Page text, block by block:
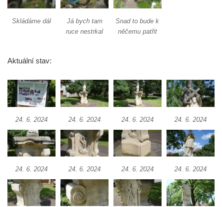
Sousoší Humanoidi na Lannově třídě v
Pomník Vojtěcha Adalberta Lanny v parku
Pomník Přemysla Otakara II. v parku Na
Socha Mateřství v parku Na Sadech v
Českých Budějovicích
Památník Otokara Mokrého v parku Na
Sadech v Českých Budějovicích
Poslední dochovaný tramvajový sloup na
Pražské třídě v Českých Budějovicích
Socha Civilizovaní na Husově třídě v
Českých Budějovicích
Socha svatého Jana Nepomuckého Na
Skládáme dál
Já bych tam
ruce nestrkal
Snad to bude k
něčemu patřit
Aktuální stav:
24. 6. 2024 24. 6. 2024 24. 6. 2024 24. 6. 2024
24. 6. 2024 24. 6. 2024 24. 6. 2024 24. 6. 2024